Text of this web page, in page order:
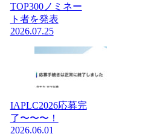
TOP300ノミネー
ト者を発表
2026.07.25
IAPLC2026応募完
了〜〜〜！
2026.06.01